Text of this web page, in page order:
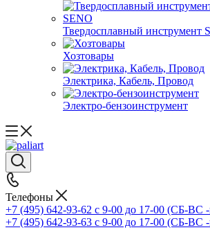
Твердосплавный инструмент
Хозтовары
Электрика, Кабель, Провод
Электро-бензоинструмент
Телефоны
+7 (495) 642-93-62 c 9-00 до 17-00 (СБ-ВС
+7 (495) 642-93-63 c 9-00 до 17-00 (СБ-ВС